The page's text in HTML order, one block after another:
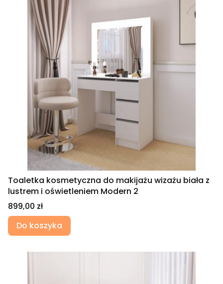
Toaletka kosmetyczna do makijażu wizażu biała z
lustrem i oświetleniem Modern 2
Cena
899,00 zł
Do koszyka